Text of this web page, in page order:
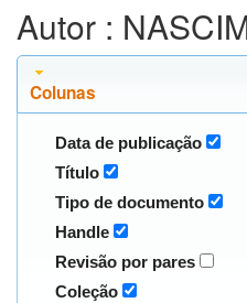
Autor :
Colunas
Data de publicação
Título
Tipo de documento
Handle
Revisão por pares
Coleção